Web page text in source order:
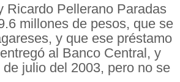
Ricardo Pellerano Paradas
millones de pesos, que se
y que ese préstamo
al Banco Central, y
julio del 2003, pero no se